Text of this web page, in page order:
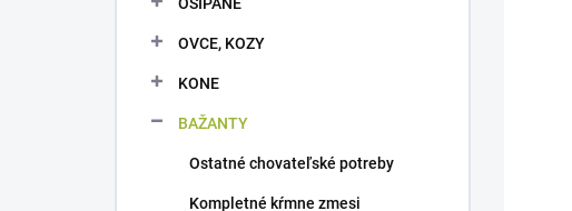
OVCE, KOZY
KONE
BAŽANTY
Ostatné chovateľské potreby
Kompletné kŕmne zmesi